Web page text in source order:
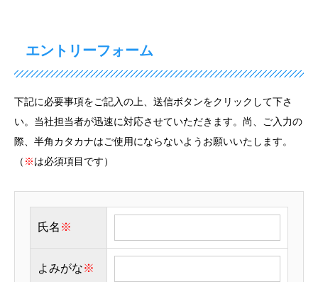
エントリーフォーム
下記に必要事項をご記入の上、送信ボタンをクリックして下さ
い。当社担当者が迅速に対応させていただきます。尚、ご入力の
際、半角カタカナはご使用にならないようお願いいたします。
（ ※は必須項目です）
氏名 ※
よみがな※